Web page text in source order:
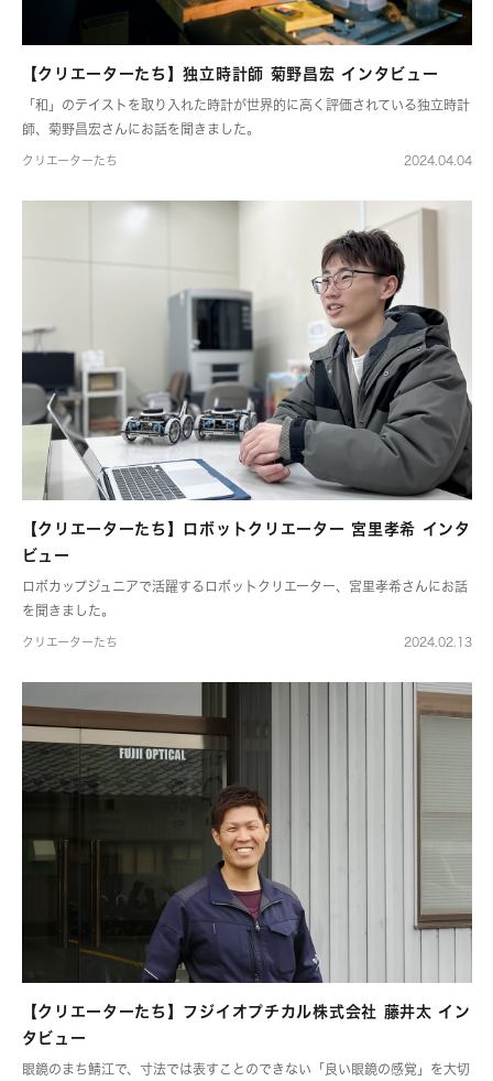
【クリエーターたち】独立時計師 菊野昌宏 インタビュー
「和」のテイストを取り入れた時計が世界的に高く評価されている独立時計
師、菊野昌宏さんにお話を聞きました。
クリエーターたち 2024.04.04
【クリエーターたち】ロボットクリエーター 宮里孝希 インタ
ビュー
ロボカップジュニアで活躍するロボットクリエーター、宮里孝希さんにお話
を聞きました。
クリエーターたち 2024.02.13
【クリエーターたち】フジイオプチカル株式会社 藤井太 イン
タビュー
眼鏡のまち鯖江で、寸法では表すことのできない「良い眼鏡の感覚」を大切